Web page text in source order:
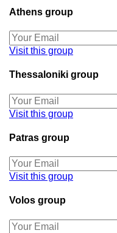
Athens group
Visit this group
Thessaloniki group
Visit this group
Patras group
Visit this group
Volos group